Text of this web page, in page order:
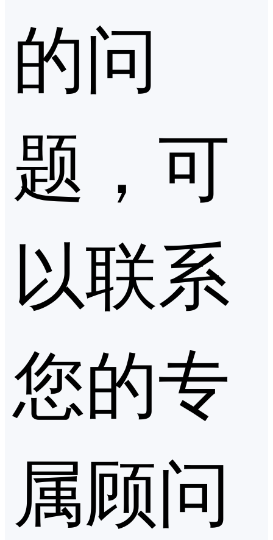
的问
题，可
以联系
您的专
属顾问